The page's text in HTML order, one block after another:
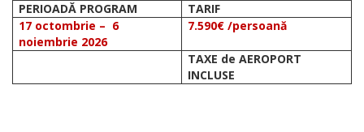
PERIOADĂ PROGRAM
TARIF
17 octombrie – 6
noiembrie 2026
7.590€ /persoană
TAXE de AEROPORT
INCLUSE